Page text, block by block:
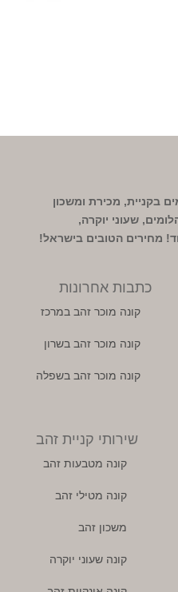
בקניית, מכירת ומשכון
שעוני יוקרה,
מחירים הטובים בישראל!
כתבות אחרונות
קונה מוכר זהב במרכז
קונה מוכר זהב בשרון
קונה מוכר זהב בשפלה
שירותי קניית זהב
קונה מטבעות זהב
קונה מטילי זהב
משכון זהב
קונה שעוני יוקרה